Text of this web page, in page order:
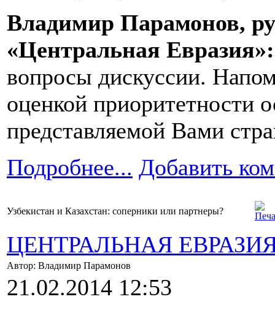
Владимир Парамонов,
«Центральная Евразия»:
вопросы дискуссии.
оценкой приоритетности
представляемой Вами
Подробнее... Добавить
Узбекистан и Казахстан: соперники или партнеры?
ЦЕНТРАЛЬНАЯ
Автор: Владимир Парамонов
21.02.2014 12:53